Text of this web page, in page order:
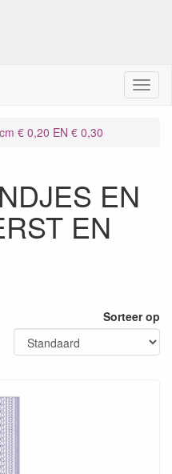
M
e
€ 0,20 EN € 0,30
EN
EN
Sorteer op